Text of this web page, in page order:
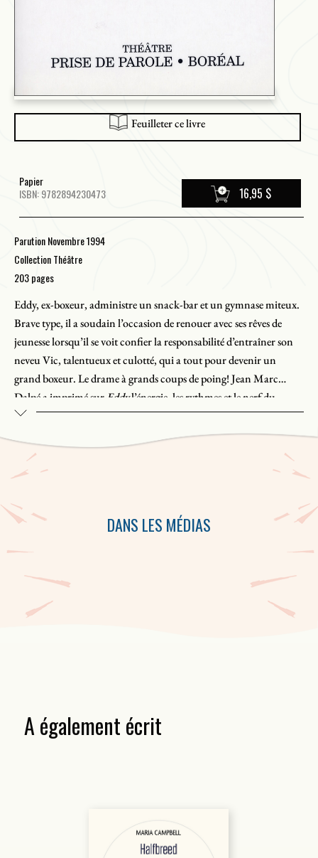
Feuilleter ce livre
Papier
ISBN: 9782894230473
16,95 $
Parution Novembre 1994
Collection Théâtre
203 pages
Eddy, ex-boxeur, administre un snack-bar et un gymnase miteux.
Brave type, il a soudain l’occasion de renouer avec ses rêves de
jeunesse lorsqu’il se voit conﬁer la responsabilité d’entraîner son
neveu Vic, talentueux et culotté, qui a tout pour devenir un
grand boxeur. Le drame à grands coups de poing! Jean Marc
Dalpé a imprimé sur Eddyl’énergie, les rythmes et le nerf du
milieu de la boxe. La version anglaise de cette pièce, intituléeIn the
, (traduction de Robert Dickson), à été créée au festival de
Stratford tandis que la version française a été produite par la
Nouvelle Compagnie théâtrale (aujourd’hui le Théâtre Denise-
DANS LES MÉDIAS
A également écrit